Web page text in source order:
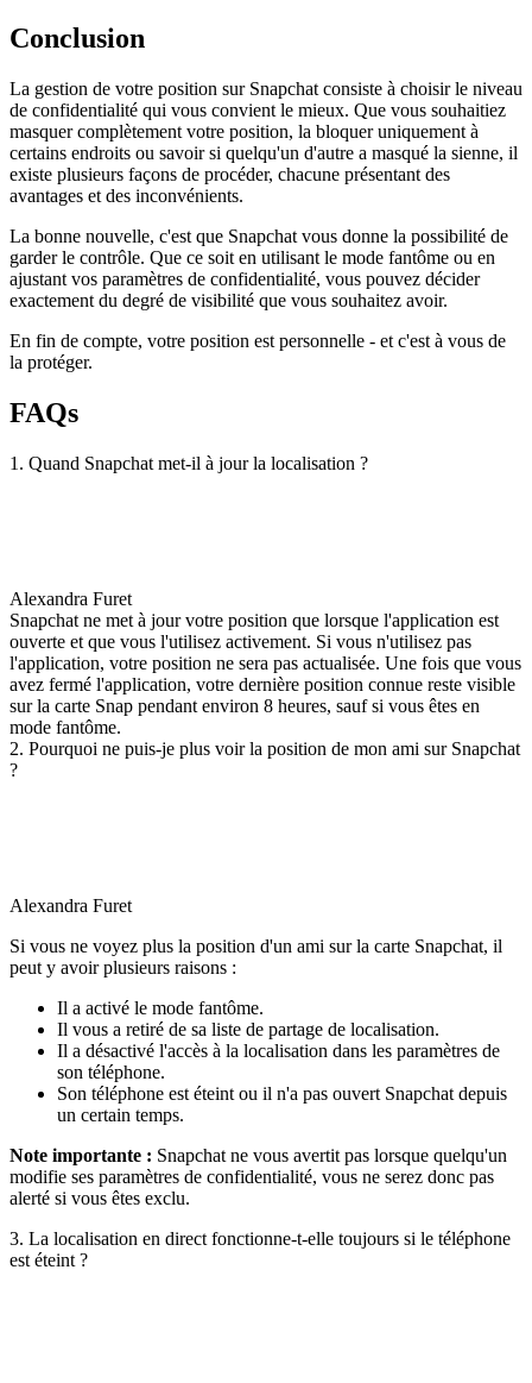
Conclusion
La gestion de votre position sur Snapchat consiste à choisir le niveau
de confidentialité qui vous convient le mieux. Que vous souhaitiez
masquer complètement votre position, la bloquer uniquement à
certains endroits ou savoir si quelqu'un d'autre a masqué la sienne, il
existe plusieurs façons de procéder, chacune présentant des
avantages et des inconvénients.
La bonne nouvelle, c'est que Snapchat vous donne la possibilité de
garder le contrôle. Que ce soit en utilisant le mode fantôme ou en
ajustant vos paramètres de confidentialité, vous pouvez décider
exactement du degré de visibilité que vous souhaitez avoir.
En fin de compte, votre position est personnelle - et c'est à vous de
la protéger.
FAQs
1. Quand Snapchat met-il à jour la localisation ?
Alexandra Furet
Snapchat ne met à jour votre position que lorsque l'application est
ouverte et que vous l'utilisez activement. Si vous n'utilisez pas
l'application, votre position ne sera pas actualisée. Une fois que vous
avez fermé l'application, votre dernière position connue reste visible
sur la carte Snap pendant environ 8 heures, sauf si vous êtes en
mode fantôme.
2. Pourquoi ne puis-je plus voir la position de mon ami sur Snapchat
?
Alexandra Furet
Si vous ne voyez plus la position d'un ami sur la carte Snapchat, il
peut y avoir plusieurs raisons :
Il a activé le mode fantôme.
Il vous a retiré de sa liste de partage de localisation.
Il a désactivé l'accès à la localisation dans les paramètres de
son téléphone.
Son téléphone est éteint ou il n'a pas ouvert Snapchat depuis
un certain temps.
Note importante : Snapchat ne vous avertit pas lorsque quelqu'un
modifie ses paramètres de confidentialité, vous ne serez donc pas
alerté si vous êtes exclu.
3. La localisation en direct fonctionne-t-elle toujours si le téléphone
est éteint ?